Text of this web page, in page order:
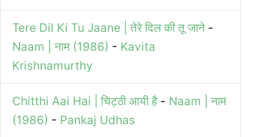
Tere Dil Ki Tu Jaane | तेरे दिल की तू जाने -
Naam | नाम (1986) - Kavita
Krishnamurthy
Chitthi Aai Hai | चिट्ठी आयी है - Naam | नाम
(1986) - Pankaj Udhas